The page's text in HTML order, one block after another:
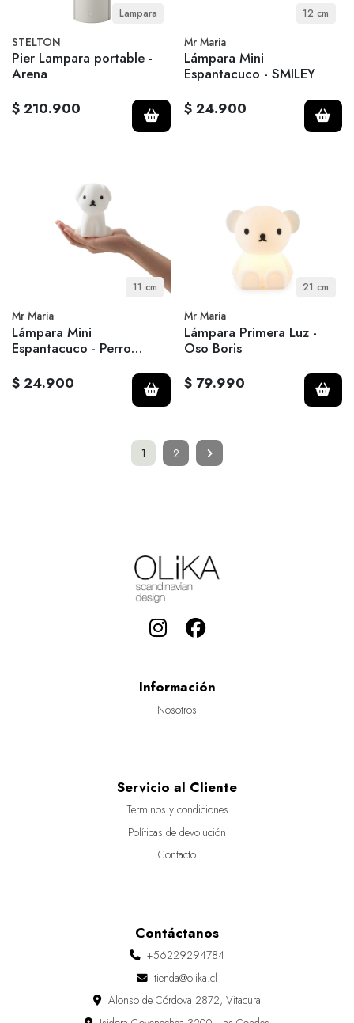
Lampara
STELTON
Pier Lampara portable -
Arena
$ 210.900
12 cm
Mr Maria
Lámpara Mini
Espantacuco - SMILEY
$ 24.900
11 cm
Mr Maria
Lámpara Mini
Espantacuco - Perro
$ 24.900
21 cm
Mr Maria
Lámpara Primera Luz -
Oso Boris
$ 79.990
1 2
Información
Nosotros
Servicio al Cliente
Terminos y condiciones
Políticas de devolución
Contacto
Contáctanos
+56229294784
tienda@olika.cl
Alonso de Córdova 2872, Vitacura